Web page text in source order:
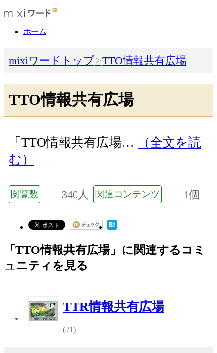
ホーム
mixiワードトップ TTO情報共有広場
TTO情報共有広場
「TTO情報共有広場…
（全文を読
む）
閲覧数 340人 関連コンテンツ 1個
「TTO情報共有広場」に関連するコミ
ュニティを見る
TTR情報共有広場
(21)